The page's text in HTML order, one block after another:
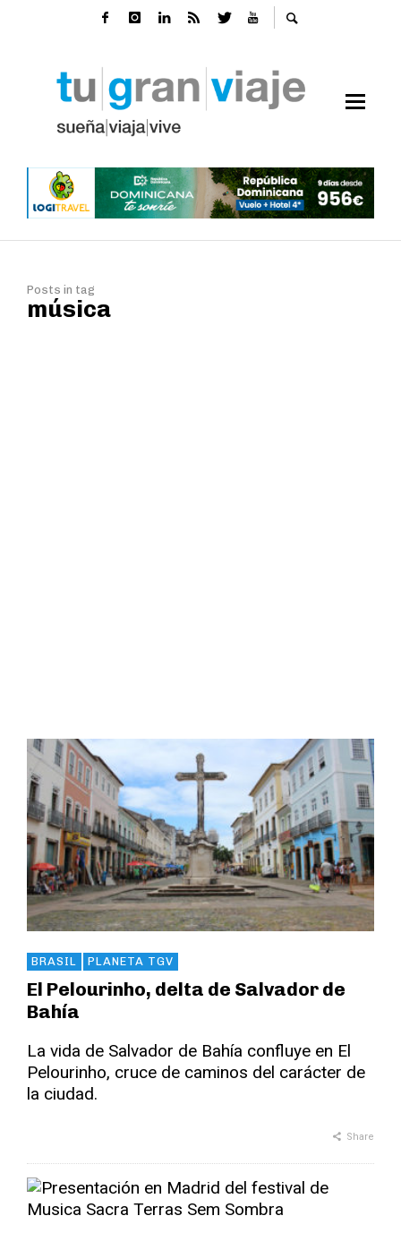
Posts in tag
música
BRASIL PLANETA TGV
El Pelourinho, delta de Salvador de
Bahía
La vida de Salvador de Bahía confluye en El
Pelourinho, cruce de caminos del carácter de
la ciudad.
Share